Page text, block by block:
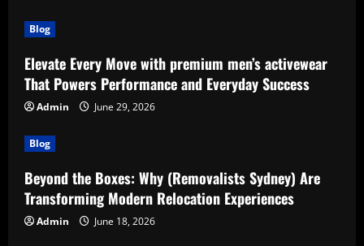
Blog
Elevate Every Move with premium men’s activewear
That Powers Performance and Everyday Success
Admin June 29, 2026
Blog
Beyond the Boxes: Why (Removalists Sydney) Are
Transforming Modern Relocation Experiences
Admin June 18, 2026